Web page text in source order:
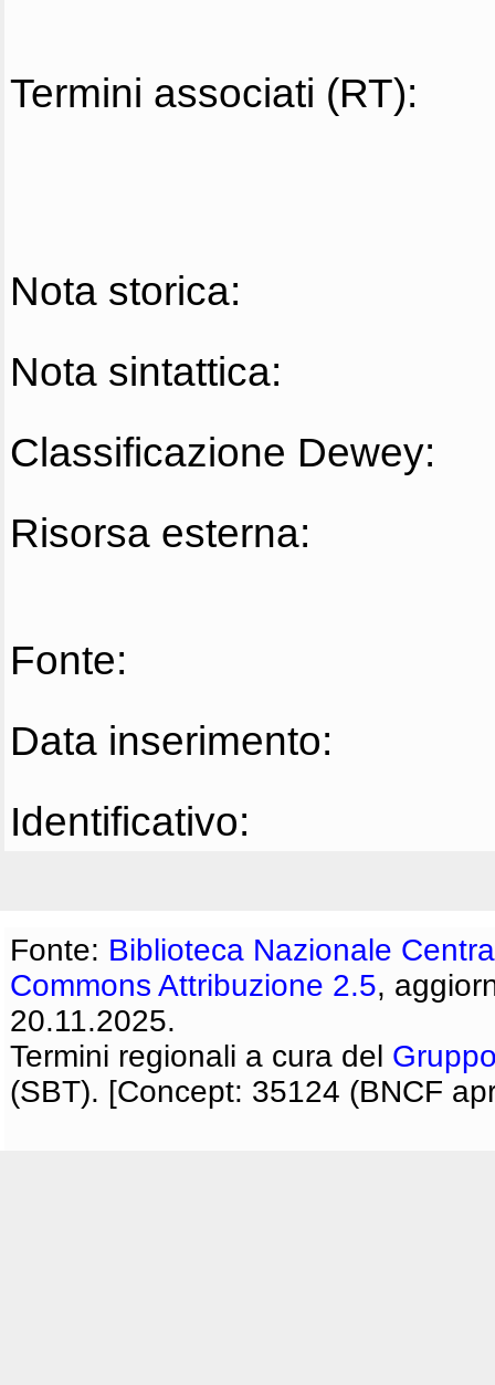
Termini associati (RT):
Nota storica:
Nota sintattica:
Classificazione Dewey:
Risorsa esterna:
Fonte:
Data inserimento:
Identificativo:
Fonte: Biblioteca Nazionale
Commons Attribuzione 2.5,
20.11.2025.
Termini regionali a cura del
(SBT). [Concept: 35124 (BNCF